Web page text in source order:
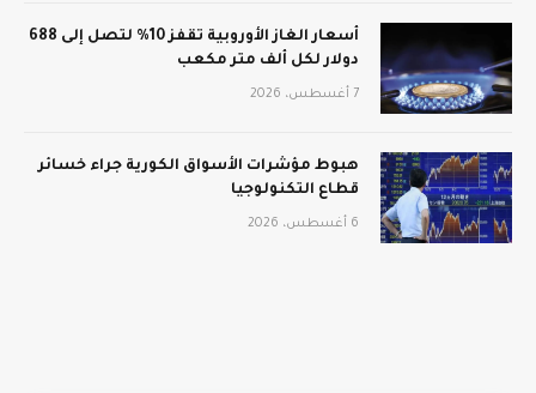
أسعار الغاز الأوروبية تقفز 10% لتصل إلى 688
دولار لكل ألف متر مكعب
7 أغسطس، 2026
هبوط مؤشرات الأسواق الكورية جراء خسائر
قطاع التكنولوجيا
6 أغسطس، 2026